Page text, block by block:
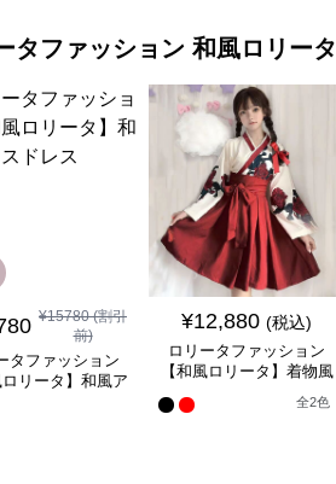
タファッション 和風ロリータ
¥15780(割引
前)
タファッション
ロリータ】和風ア
¥12,880 (税込)
ロリータファッション
【和風ロリータ】着物風
ミニスカートワンピース
全2色